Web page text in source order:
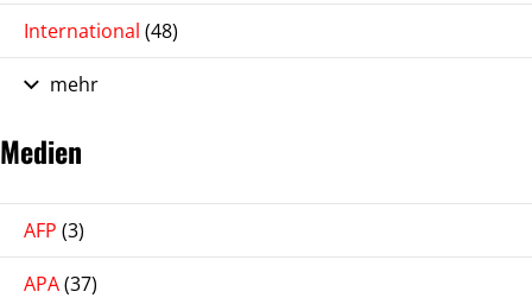
International (48)
mehr
Medien
AFP (3)
APA(37)